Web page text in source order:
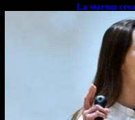
La startup
estrés